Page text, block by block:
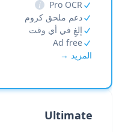
Pro OCR
i
دعم ملحق كروم
إلغِ في أي وقت
Ad free
المزيد →
Ultimate